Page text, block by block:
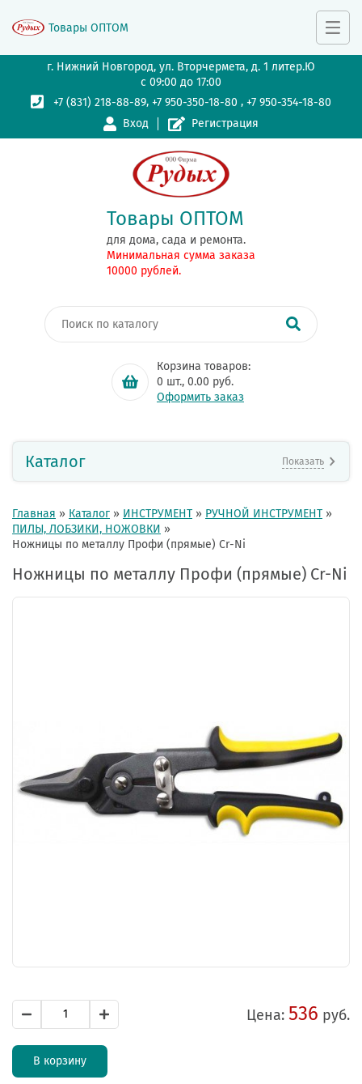
г. Нижний Новгород, ул. Вторчермета, д. 1 литер.Ю
с 09:00 до 17:00
+7 (831) 218-88-89,+7 950-350-18-80 ,+7 950-354-18-80
Вход
Регистрация
Товары ОПТОМ
для дома, сада и ремонта.
Минимальная сумма заказа
10000 рублей.
Корзина товаров:
0 шт., 0.00 руб.
Оформить заказ
Товары ОПТОМ
Каталог Показать
Главная » Каталог » ИНСТРУМЕНТ » РУЧНОЙ ИНСТРУМЕНТ »
ПИЛЫ, ЛОБЗИКИ, НОЖОВКИ »
Ножницы по металлу Профи (прямые) Cr-Ni
Ножницы по металлу Профи (прямые) Cr-Ni
Цена: 536 руб.
В корзину